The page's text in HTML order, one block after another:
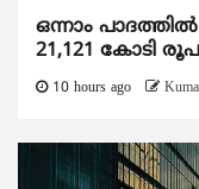
ഒന്നാം
21,121 കോടി രൂപ
10 hours ago